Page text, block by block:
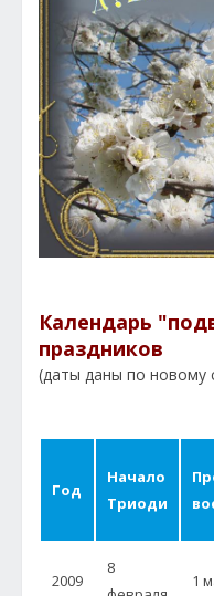
Календарь
праздников
(даты даны по новому
Год
Начало
Триоди
2009
8
1